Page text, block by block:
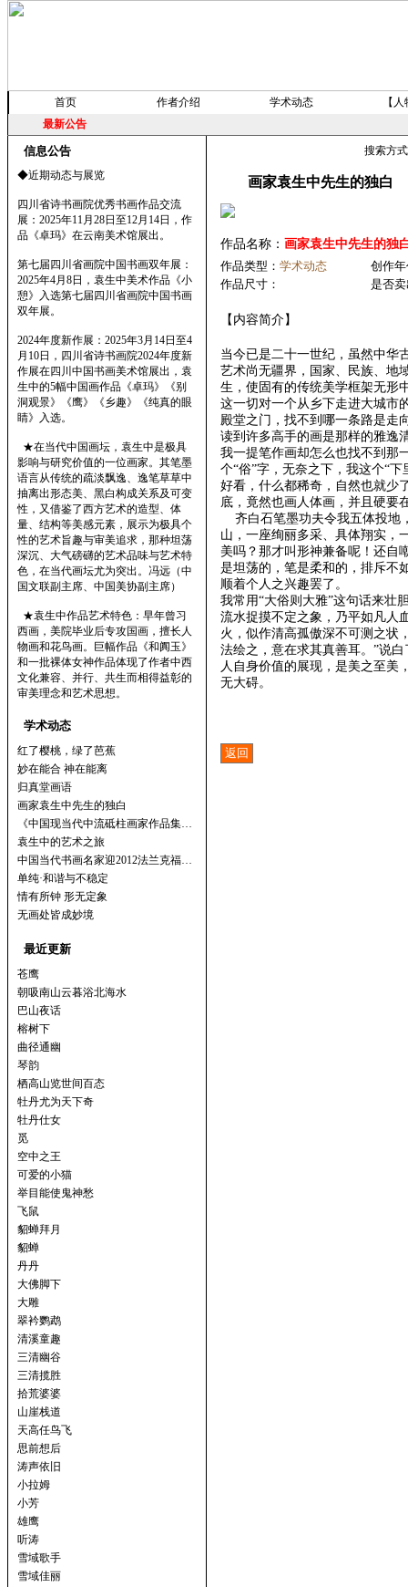
首页 作者介绍 学术动态
【
最新公告
信息公告
◆近期动态与展览
四川省诗书画院优秀书画作品交流
展：2025年11月28日至12月14日，作
品《卓玛》在云南美术馆展出。
第七届四川省画院中国书画双年展：
2025年4月8日，袁生中美术作品《小
憩》入选第七届四川省画院中国书画
双年展。
2024年度新作展：2025年3月14日至4
月10日，四川省诗书画院2024年度新
作展在四川中国书画美术馆展出，袁
生中的5幅中国画作品《卓玛》《别
洞观景》《鹰》《乡趣》《纯真的眼
睛》入选。
★在当代中国画坛，袁生中是极具
影响与研究价值的一位画家。其笔墨
语言从传统的疏淡飘逸、逸笔草草中
抽离出形态美、黑白构成关系及可变
性，又借鉴了西方艺术的造型、体
量、结构等美感元素，展示为极具个
性的艺术旨趣与审美追求，那种坦荡
深沉、大气磅礴的艺术品味与艺术特
色，在当代画坛尤为突出。冯远（中
国文联副主席、中国美协副主席）
★袁生中作品艺术特色：早年曾习
西画，美院毕业后专攻国画，擅长人
物画和花鸟画。巨幅作品《和阗玉》
和一批裸体女神作品体现了作者中西
文化兼容、并行、共生而相得益彰的
审美理念和艺术思想。
学术动态
红了樱桃，绿了芭蕉
妙在能合 神在能离
归真堂画语
画家袁生中先生的独白
《中国现当代中流砥柱画家作品集…
袁生中的艺术之旅
中国当代书画名家迎2012法兰克福…
单纯·和谐与不稳定
情有所钟 形无定象
无画处皆成妙境
最近更新
苍鹰
朝吸南山云暮浴北海水
巴山夜话
榕树下
曲径通幽
琴韵
栖高山览世间百态
牡丹尤为天下奇
牡丹仕女
觅
空中之王
可爱的小猫
举目能使鬼神愁
飞鼠
貂蝉拜月
貂蝉
丹丹
大佛脚下
大雕
翠衿鹦鹉
清溪童趣
三清幽谷
三清揽胜
拾荒婆婆
山崖栈道
天高任鸟飞
思前想后
涛声依旧
小拉姆
小芳
雄鹰
听涛
雪域歌手
雪域佳丽
搜索方
画家袁生中先生的独白
作品名称： 画家袁生中先生的独
作品类型： 学术动态
创作
作品尺寸：
是否
【内容简介】
当今已是二十一世纪，虽然中华
艺术尚无疆界，国家、民族、地
生，使固有的传统美学框架无形
这一切对一个从乡下走进大城市
殿堂之门，找不到哪一条路是走
读到许多高手的画是那样的雅逸
我一提笔作画却怎么也找不到那
个“俗”字，无奈之下，我这个“
好看，什么都稀奇，自然也就少
底，竟然也画人体画，并且硬要
齐白石笔墨功夫令我五体投地
山，一座绚丽多采、具体翔实，
美吗？那才叫形神兼备呢！还自
是坦荡的，笔是柔和的，排斥不
顺着个人之兴趣罢了。
我常用“大俗则大雅”这句话来壮
流水捉摸不定之象，乃平如凡人
火，似作清高孤傲深不可测之状
法绘之，意在求其真善耳。”说
人自身价值的展现，是美之至美
无大碍。